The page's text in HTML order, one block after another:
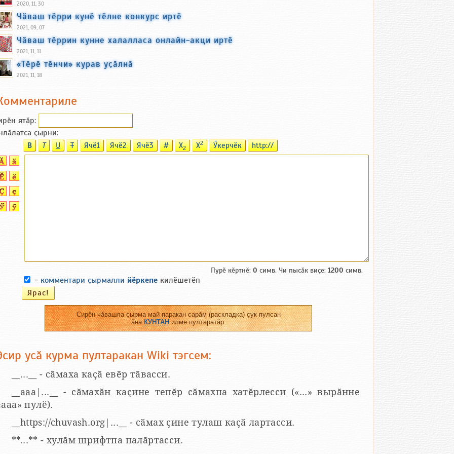
2020, 11, 30
Чӑваш тӗрри кунӗ тӗлне конкурс иртӗ
2021, 09, 07
Чӑваш тӗррин кунне халалласа онлайн-акци иртӗ
2021, 11, 11
«Тӗрӗ тӗнчи» курав уҫӑлнӑ
2021, 11, 18
ятӑp:
ҫырни:
B T U T Ячӗ1 Ячӗ2 Ячӗ3 # X2 X2 Ӳкерчӗк http://
Пурӗ кӗртнӗ: 0 симв. Чи пысӑк виҫе: 1200 симв.
- комментари ҫырмалли йӗркепе килӗшетӗп
Сирӗн чӑвашла ҫырма май паракан сарӑм (раскладка) ҫук пулсан
ӑнаКУНТАНилме пултаратӑр.
усӑ курма пултаракан Wiki тэгсем:
__...__ - сӑмаха каҫӑ евӗр тӑвасси.
__aaa|...__ - сӑмахӑн каҫине тепӗр сӑмахпа хатӗрлесси («...» вырӑнне
пулӗ).
__https://chuvash.org|...__ - сӑмах ҫине тулаш каҫӑ лартасси.
**...** - хулӑм шрифтпа палӑртасси.